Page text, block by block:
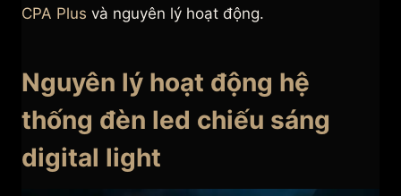
CPA Plus và nguyên lý hoạt động.
Nguyên lý hoạt động hệ
thống đèn led chiếu sáng
digital light